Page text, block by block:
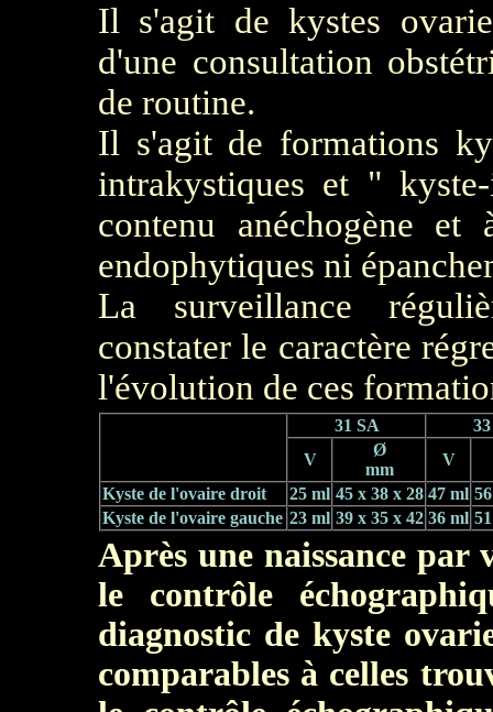
Il s'agit de kystes
d'une consultation
de routine.
Il s'agit de formations
intrakystiques et "
contenu anéchogène et
endophytiques ni
La surveillance
constater le caractère
l'évolution de ces
31 SA
V
Ø
mm
V
Kyste de l'ovaire droit
25 ml 45 x 38 x 28 47 ml
Kyste de l'ovaire gauche 23 ml 39 x 35 x 42 36 ml
Après une naissance par
le contrôle
diagnostic de kyste
comparables à celles